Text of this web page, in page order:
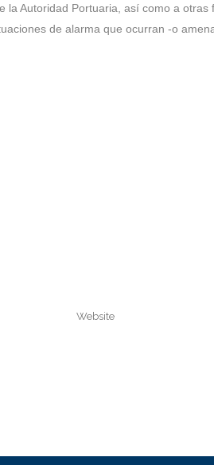
la Autoridad Portuaria, así como a otras
de alarma que ocurran -o